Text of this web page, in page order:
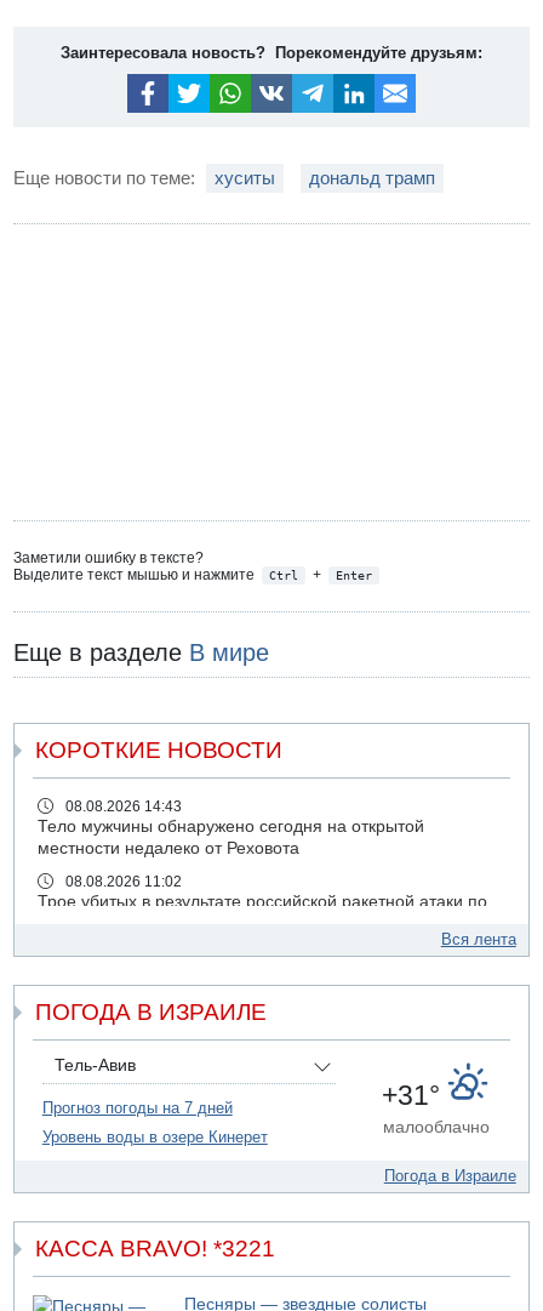
Заинтересовала новость? Порекомендуйте друзьям:
Еще новости по теме: хуситы дональд трамп
Заметили ошибку в тексте?
Выделите текст мышью и нажмите
Ctrl + Enter
Еще в разделе В мире
КОРОТКИЕ НОВОСТИ
08.08.2026 14:43
Тело мужчины обнаружено сегодня на открытой
местности недалеко от Реховота
08.08.2026 11:02
Трое убитых в результате российской ракетной атаки по
07.08.2026 20:43
07.08.2026 20:41
Ynet: "Хизбалла" запустила БПЛА со взрывчаткой по
07.08.2026 19:16
ДТП в Ашдоде: тяжело ранены двое маленьких детей
07.08.2026 19:14
Дахан
Вся лента
ПОГОДА В ИЗРАИЛЕ
Тель-Авив
Прогноз погоды на 7 дней
Уровень воды в озере Кинерет
+31°
малооблачно
Погода в Израиле
КАССА BRAVO! *3221
Песняры — звездные солисты